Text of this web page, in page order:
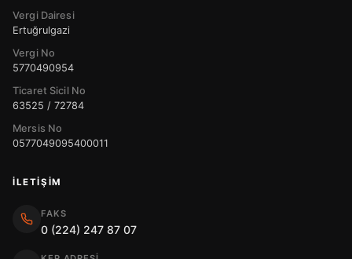
Vergi Dairesi
Ertuğrulgazi
Vergi No
5770490954
Ticaret Sicil No
63525 / 72784
Mersis No
0577049095400011
İLETIŞIM
FAKS
0 (224) 247 87 07